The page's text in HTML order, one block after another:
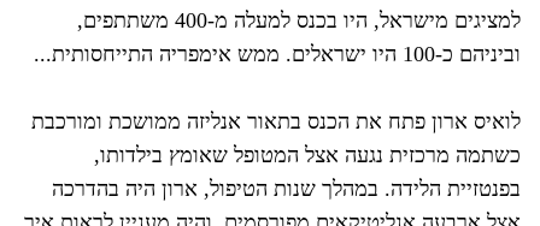
למציגים מישראל, היו בכנס למעלה מ-400 משתתפים,
וביניהם כ-100 היו ישראלים. ממש אימפריה התייחסותית...
לואיס ארון פתח את הכנס בתאור אנליזה ממושכת ומורכבת
כשתמה מרכזית נגעה אצל המטופל שאומץ בילדותו,
בפנטזיית הלידה. במהלך שנות הטיפול, ארון היה בהדרכה